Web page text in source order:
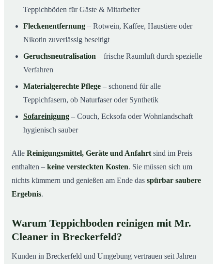
Teppichböden für Gäste & Mitarbeiter
Fleckenentfernung – Rotwein, Kaffee, Haustiere oder
Nikotin zuverlässig beseitigt
Geruchsneutralisation – frische Raumluft durch spezielle
Verfahren
Materialgerechte Pflege – schonend für alle
Teppichfasern, ob Naturfaser oder Synthetik
Sofareinigung – Couch, Ecksofa oder Wohnlandschaft
hygienisch sauber
Alle Reinigungsmittel, Geräte und Anfahrt sind im Preis
enthalten – keine versteckten Kosten. Sie müssen sich um
nichts kümmern und genießen am Ende das spürbar saubere
Ergebnis.
Warum Teppichboden reinigen mit Mr.
Cleaner in Breckerfeld?
Kunden in Breckerfeld und Umgebung vertrauen seit Jahren